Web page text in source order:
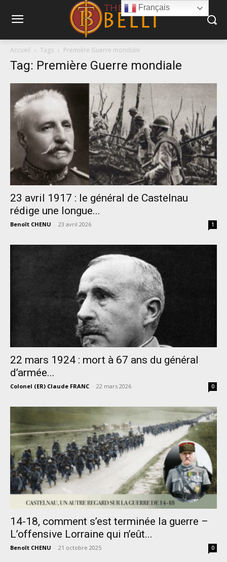
Accueil Tags Première Guerre mondiale
Tag: Première Guerre mondiale
23 avril 1917 : le général de Castelnau
rédige une longue...
Benoît CHENU - 23 avril 2026 1
22 mars 1924 : mort à 67 ans du général
d’armée...
Colonel (ER) Claude FRANC - 22 mars 2026 0
14-18, comment s’est terminée la guerre –
L’offensive Lorraine qui n’eût...
Benoît CHENU - 21 octobre 2025 0
Français